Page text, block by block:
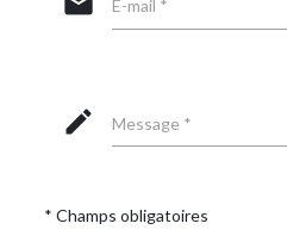
E-mail *
mode_edit Message *
* Champs obligatoires